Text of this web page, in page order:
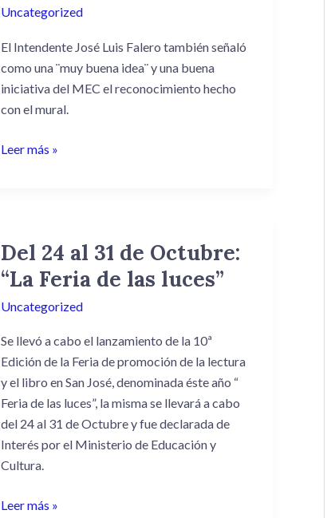
Uncategorized
El Intendente José Luis Falero también señaló
como una ¨muy buena idea¨ y una buena
iniciativa del MEC el reconocimiento hecho
con el mural.
del
MEC
hacia
el
mural
Omar
Leer más »
Del 24 al 31 de Octubre:
“La Feria de las luces”
Uncategorized
Se llevó a cabo el lanzamiento de la 10ª
Edición de la Feria de promoción de la lectura
y el libro en San José, denominada éste año “
Feria de las luces”, la misma se llevará acabo
del 24 al 31 de Octubre y fue declarada de
Interés por el Ministerio de Educación y
Cultura.
Del
24
31
Feria
Leer más »